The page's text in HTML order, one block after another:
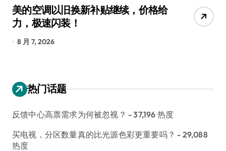
美的空调以旧换新补贴继续，价格给
力，极速闪装！
8 月 7, 2026
热门话题
反馈中心高票需求为何被忽视？ - 37,196 热度
买电视，分区数量真的比光源色彩更重要吗？ - 29,088
热度